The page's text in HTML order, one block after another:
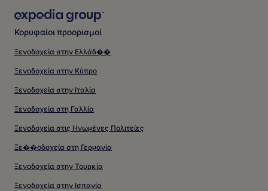
Κορυφαίοι προορισμοί
Ξενοδοχεία στην Ελλάδ��
Ξενοδοχεία στην Κύπρο
Ξενοδοχεία στην Ιταλία
Ξενοδοχεία στη Γαλλία
Ξενοδοχεία στις Ηνωμένες Πολιτείες
Ξε��οδοχεία στη Γερμανία
Ξενοδοχεία στην Τουρκία
Ξενοδοχεία στην Ισπανία